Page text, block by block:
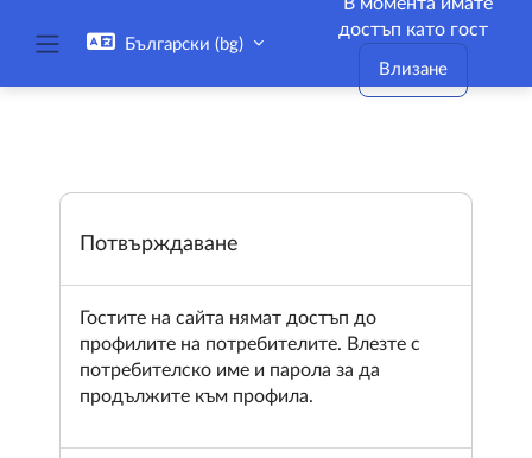
Български ‎(bg)‎
достъп като гост
Влизане
Потвърждаване
Гостите на сайта нямат достъп до
профилите на потребителите. Влезте с
потребителско име и парола за да
продължите към профила.